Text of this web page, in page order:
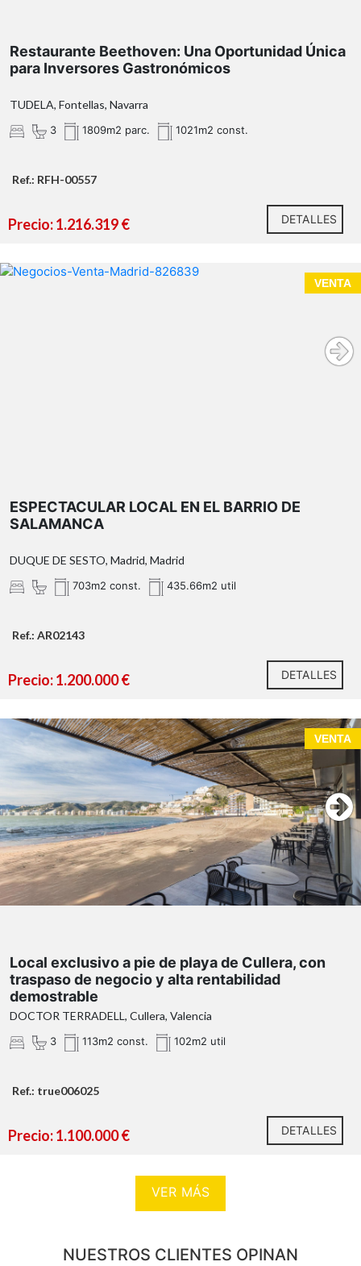
Restaurante Beethoven: Una Oportunidad Única
para Inversores Gastronómicos
TUDELA, Fontellas, Navarra
3 1809m2 parc. 1021m2 const.
Ref.: RFH-00557
Precio: 1.216.319 € DETALLES
VENTA
ESPECTACULAR LOCAL EN EL BARRIO DE
SALAMANCA
DUQUE DE SESTO, Madrid, Madrid
703m2 const. 435.66m2 util
Ref.: AR02143
Precio: 1.200.000 € DETALLES
VENTA
Local exclusivo a pie de playa de Cullera, con
traspaso de negocio y alta rentabilidad
demostrable
DOCTOR TERRADELL, Cullera, Valencia
3 113m2 const. 102m2 util
Ref.: true006025
Precio: 1.100.000 € DETALLES
VER MÁS
NUESTROS CLIENTES OPINAN